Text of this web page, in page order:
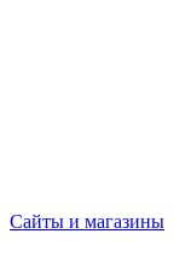
Сайты и магазины